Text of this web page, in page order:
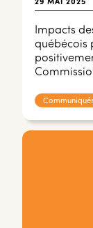
Impacts
québécois